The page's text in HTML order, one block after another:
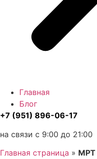
Главная
Блог
+7 (951) 896-06-17
на связи с 9:00 до 21:00
Главная страница » МРТ